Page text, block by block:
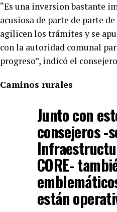
“Es una inversion bastante
acusiosa de parte de parte
agilicen los trámites y se
con la autoridad comunal
progreso”, indicó el
Caminos rurales
Junto con
consejeros -
CORE-
están